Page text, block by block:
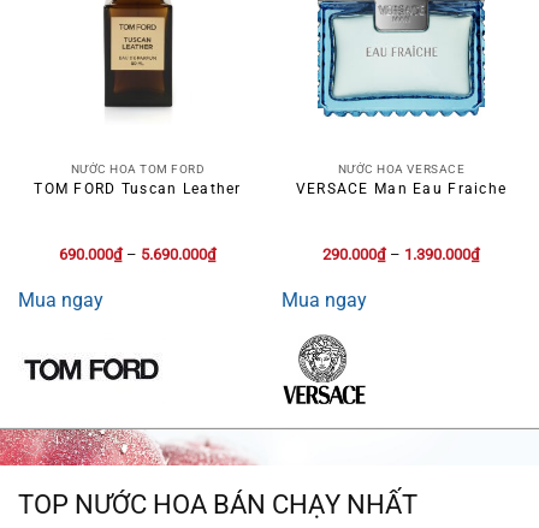
NƯỚC HOA TOM FORD
TOM FORD Tuscan Leather
690.000₫– 5.690.000₫
Mua ngay
NƯỚC HOA VERSACE
VERSACE Man Eau Fraiche
290.000₫– 1.390.000₫
Mua ngay
TOP NƯỚC HOA BÁN CHẠY NHẤT